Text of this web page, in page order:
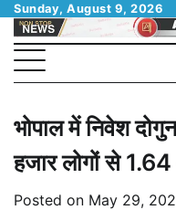
Skip
content
Sunday, August 9, 2026
भोपाल में निवेश
हजार लोगों से
Posted on May 29,